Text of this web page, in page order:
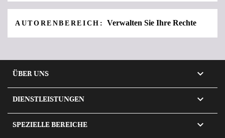
AUTORENBEREICH: Verwalten Sie Ihre Rechte
ÜBER UNS 
DIENSTLEISTUNGEN 
SPEZIELLE BEREICHE 